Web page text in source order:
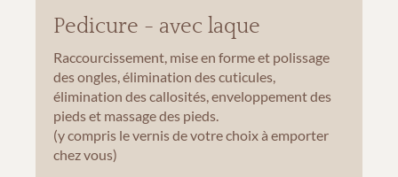
Pedicure - avec laque
Raccourcissement, mise en forme et polissage
des ongles, élimination des cuticules,
élimination des callosités, enveloppement des
pieds et massage des pieds.
(y compris le vernis de votre choix à emporter
chez vous)